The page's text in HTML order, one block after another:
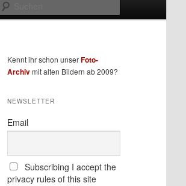
Kennt ihr schon unserFoto-
Archivmit alten Bildern ab 2009?
NEWSLETTER
Email
Subscribing I accept the
privacy rules of this site